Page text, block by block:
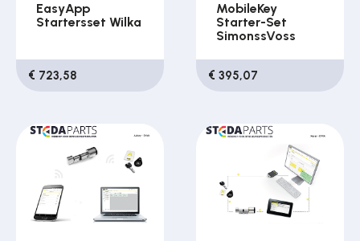
EasyApp
Startersset Wilka
€ 723,58
MobileKey
Starter-Set
SimonssVoss
€ 395,07